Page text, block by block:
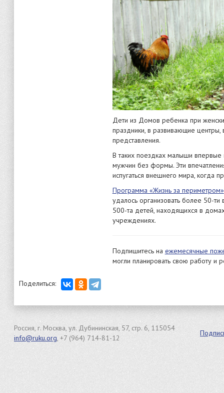
Дети из Домов ребенка при
праздники, в развивающие
представления.
В таких поездках малыши
мужчин без формы. Эти
испугаться внешнего мира, когда
Программа «Жизнь за периметром»
удалось организовать более 50-
500-та детей, находящихся в
учреждениях.
Подпишитесь на ежемесячные
могли планировать свою работу и
Поделиться:
Россия, г. Москва, ул. Дубининская, 57, стр. 6, 115054
info@ruku.org, +7 (964) 714-81-12